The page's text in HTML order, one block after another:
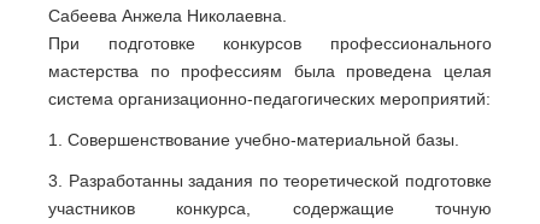
Сабеева Анжела Николаевна.
При подготовке конкурсов профессионального
мастерства по профессиям была проведена целая
система организационно-педагогических мероприятий:
1. Совершенствование учебно-материальной базы.
3. Разработанны задания по теоретической подготовке
участников конкурса, содержащие точную